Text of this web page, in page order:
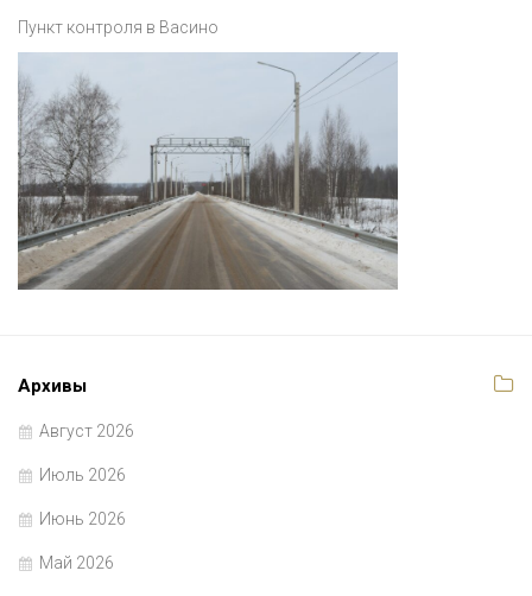
Пункт контроля в Васино
Архивы
Август 2026
Июль 2026
Июнь 2026
Май 2026